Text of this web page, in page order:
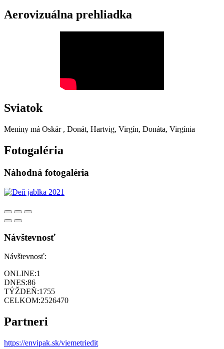
Aerovizuálna prehliadka
Sviatok
Meniny má Oskár , Donát, Hartvig, Virgín, Donáta, Virgínia
Fotogaléria
Náhodná fotogaléria
Návštevnosť
Návštevnosť:
ONLINE:1
DNES:86
TÝŽDEŇ:1755
CELKOM:2526470
Partneri
https://envipak.sk/viemetriedit